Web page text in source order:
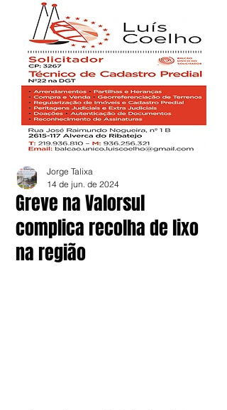
Greve na Valorsul
complica recolha de lixo
na região
Jorge Talixa
14 de jun. de 2024